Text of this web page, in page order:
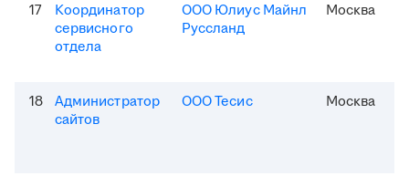
17
Координатор
сервисного
отдела
ООО Юлиус Майнл
Руссланд
Москва
18
Администратор
сайтов
ООО Тесис Москва